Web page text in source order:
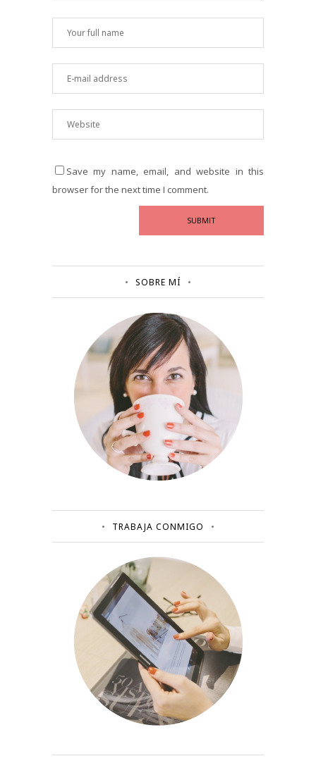
Save my name, email, and website in this
browser for the next time I comment.
SOBRE MÍ
TRABAJA CONMIGO